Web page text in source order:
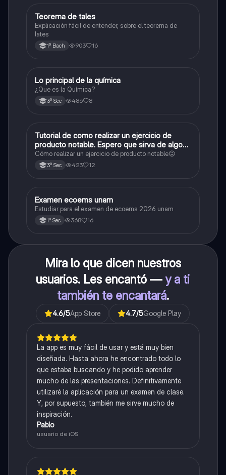
Matemáticas
Teorema de tales
Explicación fácil de entender, sobre el teorema de
lates
1º Bach 903 16
Química
Lo principal de la química
¿Que es la Química?
3º Sec 486 8
Matemáticas
Tutorial de como realizar un ejercicio de
producto notable. Espero que sirva de algo💕
😜
Cómo realizar un ejercicio de producto notable😜
3º Sec 423 12
Español
Examen ecoems unam
Estudiar para el examen de ecoems 2026 unam
1º Sec 368 16
Mira lo que dicen nuestros
usuarios. Les encantó —y a ti
también te encantará.
4.6/5App Store 4.7/5Google Play
La app es muy fácil de usar y está muy bien
diseñada. Hasta ahora he encontrado todo lo
que estaba buscando y he podido aprender
mucho de las presentaciones. Definitivamente
utilizaré la aplicación para un examen de clase.
Y, por supuesto, también me sirve mucho de
inspiración.
Pablo
usuario de iOS